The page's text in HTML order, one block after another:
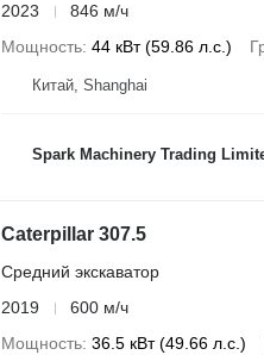
2023
846 м/ч
Мощность 44 кВт (59.86 л.с.)
Китай, Shanghai
Spark Machinery Trading
Caterpillar 307.5
Средний экскаватор
2019
600 м/ч
Мощность 36.5 кВт (49.66 л.с.)